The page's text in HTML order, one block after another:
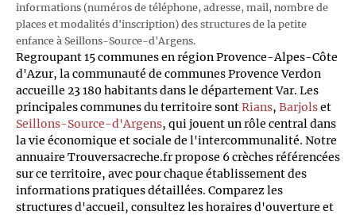
informations (numéros de téléphone, adresse, mail, nombre de
places et modalités d'inscription) des structures de la petite
enfance à Seillons-Source-d'Argens.
Regroupant 15 communes en région Provence-Alpes-Côte
d'Azur, la communauté de communes Provence Verdon
accueille 23 180 habitants dans le département Var. Les
principales communes du territoire sontRians, Barjolset
Seillons-Source-d'Argens, qui jouent un rôle central dans
la vie économique et sociale de l'intercommunalité. Notre
annuaire Trouversacreche.fr propose 6 crèches référencées
sur ce territoire, avec pour chaque établissement des
informations pratiques détaillées. Comparez les
structures d'accueil, consultez les horaires d'ouverture et